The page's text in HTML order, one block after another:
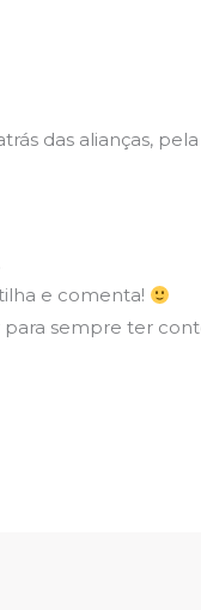
das alianças,
e comenta!
para sempre ter